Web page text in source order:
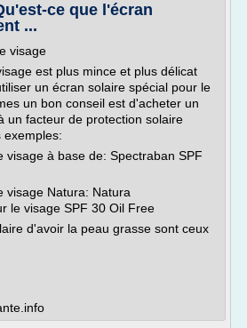
ce que l'écran
...
visage
est plus mince et plus délicat
un écran solaire spécial pour le
un bon conseil est d'acheter un
un facteur de protection solaire
exemples:
visage à base de: Spectraban SPF
visage Natura: Natura
le visage SPF 30 Oil Free
d'avoir la peau grasse sont ceux